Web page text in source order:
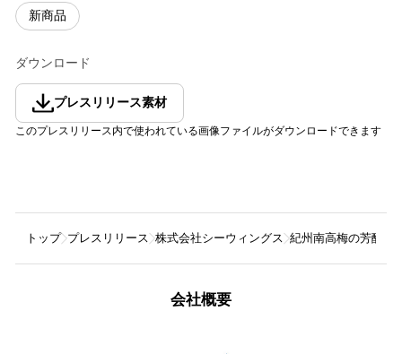
新商品
ダウンロード
プレスリリース素材
このプレスリリース内で使われている画像ファイルがダウンロードできます
トップ プレスリリース 株式会社シーウィングス 紀州南高梅の
会社概要